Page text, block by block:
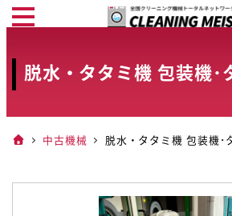
メ
ン
ン
脱水・タタミ機 包装機･
中古機械 脱水・タタミ機 包装機･